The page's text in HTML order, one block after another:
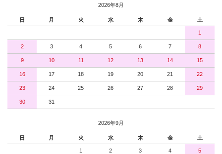
2026年8月
日 月 火 水 木 金 土
1
2 3 4 5 6 7 8
9 10 11 12 13 14 15
16 17 18 19 20 21 22
23 24 25 26 27 28 29
30 31
2026年9月
日 月 火 水 木 金 土
1 2 3 4 5